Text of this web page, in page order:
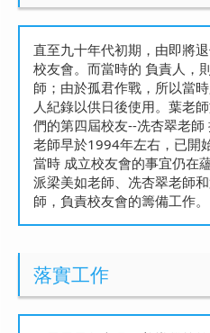
直至九十年代初期，由即將
校友會。而當時的 負責人，
師；由於孤君作戰，所以當
人紀錄以供日後使用。葉老
們的第四屆校友--冼杏翠老
老師早於1994年左右，已開
當時 成立校友會的事宜仍在
派梁美如老師、冼杏翠老師
師，負責校友會的籌備工作。
落實工作